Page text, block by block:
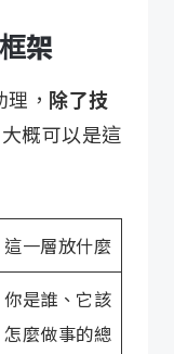
架
， 除了技
大概可以是這
這一層放什麼
你是誰、它該
怎麼做事的總